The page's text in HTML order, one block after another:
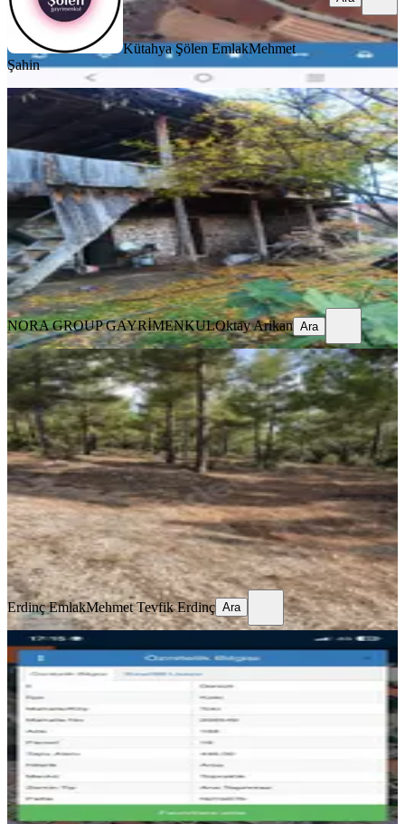
Kütahya Şölen EmlakMehmet
Şahin
% 23
Nora'dan Bahçeli Köy Evi Ve Arsası
Kale, Habipler Mahallesi
2514 m²·1.014/m²·15.12.2025
2.550.000 ₺ 3.300.000 ₺
NORA GROUP GAYRİMENKUL Oktay Arikan
Ara
NORA GROUP GAYRİMENKULOktay Arikan Ara
Ucuz Al İşlet Kazan Satılık Tarla 350
Bin Tl
Kale, Cumhuriyet Mahallesi
2900 m²·121/m²·06.07.2026
350.000 ₺
Erdinç EmlakMehmet Tevfik Erdinç
Ara
Erdinç EmlakMehmet Tevfik Erdinç Ara
Kale De Toki Yakını 446 M2 Satılık
Arsa 16 Apartlık
Kale, Toki Mahallesi
4.249/m²